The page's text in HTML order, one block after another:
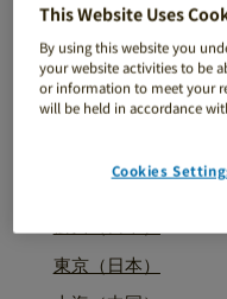
カナダ、ストラスロ
アメリカ合衆国、ウ
カナダ、ウィンザー
アジア太平洋地
東京（日本）
This Website Uses
By using this website you
your website activities to be
or information to meet your
will be held in accordance
Cookies